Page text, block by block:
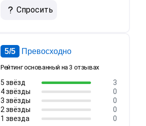
Спросить
5/5 Превосходно
Рейтинг основанный на 3 отзывах
5 звёзд
3
4 звёзды
0
3 звёзды
0
2 звёзды
0
1 звезда
0